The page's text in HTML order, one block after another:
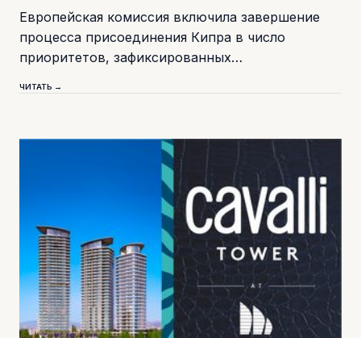
Европейская комиссия включила завершение
процесса присоединения Кипра в число
приоритетов, зафиксированных…
ЧИТАТЬ →